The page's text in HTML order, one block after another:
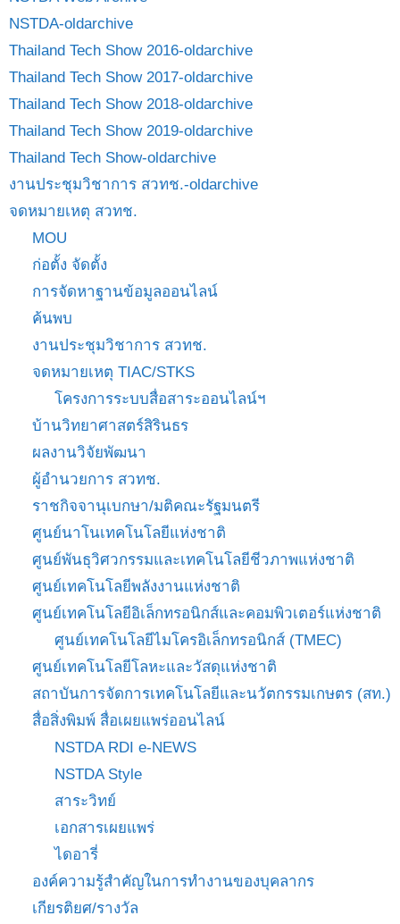
NSTDA-oldarchive
Thailand Tech Show 2016-oldarchive
Thailand Tech Show 2017-oldarchive
Thailand Tech Show 2018-oldarchive
Thailand Tech Show 2019-oldarchive
Thailand Tech Show-oldarchive
งานประชุมวิชาการ สวทช.-oldarchive
จดหมายเหตุ สวทช.
MOU
ก่อตั้ง จัดตั้ง
การจัดหาฐานข้อมูลออนไลน์
ค้นพบ
งานประชุมวิชาการ สวทช.
จดหมายเหตุ TIAC/STKS
โครงการระบบสื่อสาระออนไลน์ฯ
บ้านวิทยาศาสตร์สิรินธร
ผลงานวิจัยพัฒนา
ผู้อำนวยการ สวทช.
ราชกิจจานุเบกษา/มติคณะรัฐมนตรี
ศูนย์นาโนเทคโนโลยีแห่งชาติ
ศูนย์พันธุวิศวกรรมและเทคโนโลยีชีวภาพแห่งชาติ
ศูนย์เทคโนโลยีพลังงานแห่งชาติ
ศูนย์เทคโนโลยีอิเล็กทรอนิกส์และคอมพิวเตอร์แห่งชาติ
ศูนย์เทคโนโลยีไมโครอิเล็กทรอนิกส์ (TMEC)
ศูนย์เทคโนโลยีโลหะและวัสดุแห่งชาติ
สถาบันการจัดการเทคโนโลยีและนวัตกรรมเกษตร (สท.)
สื่อสิ่งพิมพ์ สื่อเผยแพร่ออนไลน์
NSTDA RDI e-NEWS
NSTDA Style
สาระวิทย์
เอกสารเผยแพร่
ไดอารี่
องค์ความรู้สำคัญในการทำงานของบุคลากร
เกียรติยศ/รางวัล